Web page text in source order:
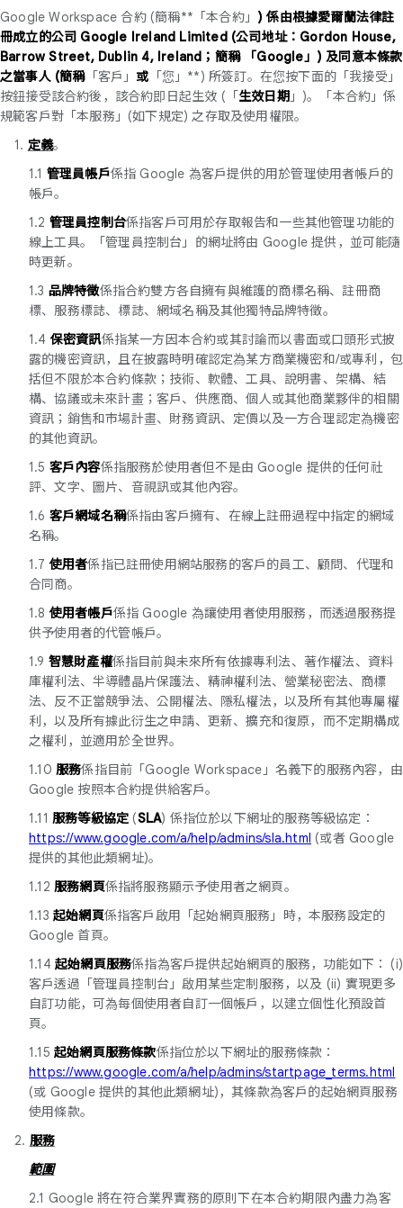
Google Workspace 合約 (簡稱**「本合約」 ) 係由根據愛爾蘭法律註
冊成立的公司 Google Ireland Limited (公司地址：Gordon House,
Barrow Street, Dublin 4, Ireland；簡稱 「Google」) 及同意本條款
之當事人 (簡稱「客戶」 或 「您」**) 所簽訂。在您按下面的「我接受」
按鈕接受該合約後，該合約即日起生效 (「生效日期」)。「本合約」係
規範客戶對「本服務」(如下規定) 之存取及使用權限。
1. 定義。
1.1 管理員帳戶係指 Google 為客戶提供的用於管理使用者帳戶的
帳戶。
1.2 管理員控制台係指客戶可用於存取報告和一些其他管理功能的
線上工具。「管理員控制台」的網址將由 Google 提供，並可能隨
時更新。
1.3 品牌特徵係指合約雙方各自擁有與維護的商標名稱、註冊商
標、服務標誌、標誌、網域名稱及其他獨特品牌特徵。
1.4 保密資訊係指某一方因本合約或其討論而以書面或口頭形式披
露的機密資訊，且在披露時明確認定為某方商業機密和/或專利，包
括但不限於本合約條款；技術、軟體、工具、說明書、架構、結
構、協議或未來計畫；客戶、供應商、個人或其他商業夥伴的相關
資訊；銷售和市場計畫、財務資訊、定價以及一方合理認定為機密
的其他資訊。
1.5 客戶內容係指服務於使用者但不是由 Google 提供的任何社
評、文字、圖片、音視訊或其他內容。
1.6 客戶網域名稱係指由客戶擁有、在線上註冊過程中指定的網域
名稱。
1.7 使用者係指已註冊使用網站服務的客戶的員工、顧問、代理和
合同商。
1.8 使用者帳戶係指 Google 為讓使用者使用服務，而透過服務提
供予使用者的代管帳戶。
1.9 智慧財產權係指目前與未來所有依據專利法、著作權法、資料
庫權利法、半導體晶片保護法、精神權利法、營業秘密法、商標
法、反不正當競爭法、公開權法、隱私權法，以及所有其他專屬權
利，以及所有據此衍生之申請、更新、擴充和復原，而不定期構成
之權利，並適用於全世界。
1.10 服務係指目前「Google Workspace」名義下的服務內容，由
Google 按照本合約提供給客戶。
1.11 服務等級協定 (SLA) 係指位於以下網址的服務等級協定：
https://www.google.com/a/help/admins/sla.html (或者 Google
提供的其他此類網址)。
1.12 服務網頁係指將服務顯示予使用者之網頁。
1.13 起始網頁係指客戶啟用「起始網頁服務」時，本服務設定的
Google 首頁。
1.14 起始網頁服務係指為客戶提供起始網頁的服務，功能如下： (i)
客戶透過「管理員控制台」啟用某些定制服務，以及 (ii) 實現更多
自訂功能，可為每個使用者自訂一個帳戶，以建立個性化預設首
頁。
1.15 起始網頁服務條款係指位於以下網址的服務條款：
https://www.google.com/a/help/admins/startpage_terms.html
(或 Google 提供的其他此類網址)，其條款為客戶的起始網頁服務
使用條款。
2. 服務
範圍
2.1 Google 將在符合業界實務的原則下在本合約期限內盡力為客